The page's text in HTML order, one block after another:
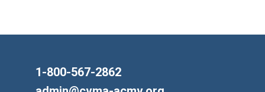
1-800-567-2862